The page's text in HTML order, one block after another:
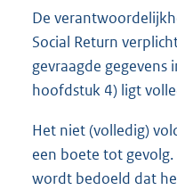
De
Social Return
gevraagde gegevens
hoofdstuk 4) ligt
Het niet (volledig)
een boete tot
wordt bedoeld dat